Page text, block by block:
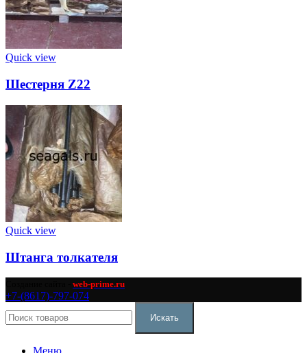
Quick view
Шестерня Z22
Quick view
Штанга толкателя
web-prime.ru
+7-(8617)-797-074
Искать